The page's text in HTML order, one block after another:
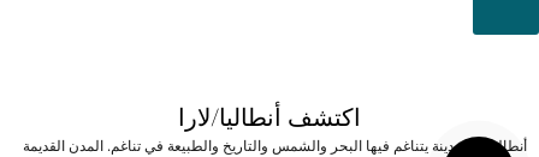
اكتشف أنطاليا/لارا
أنطاليا هي مدينة يتناغم فيها البحر والشمس والتاريخ والطبيعة في تناغم. المدن القديمة